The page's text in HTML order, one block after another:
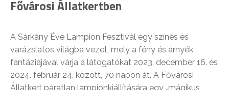
Fővárosi Állatkertben
A Sárkány Éve Lampion Fesztivál egy színes és
varázslatos világba vezet, mely a fény és árnyék
fantáziájával várja a látogatókat 2023. december 16. és
2024. február 24. között, 70 napon át. A Fővárosi
Állatkert páratlan lampionkiállítására egy „mágikus